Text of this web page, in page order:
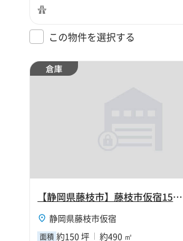
この物件を選択する
倉庫
【静岡県藤枝市】藤枝市仮宿150坪倉庫
静岡県藤枝市仮宿
面積 約150 坪 約490 ㎡